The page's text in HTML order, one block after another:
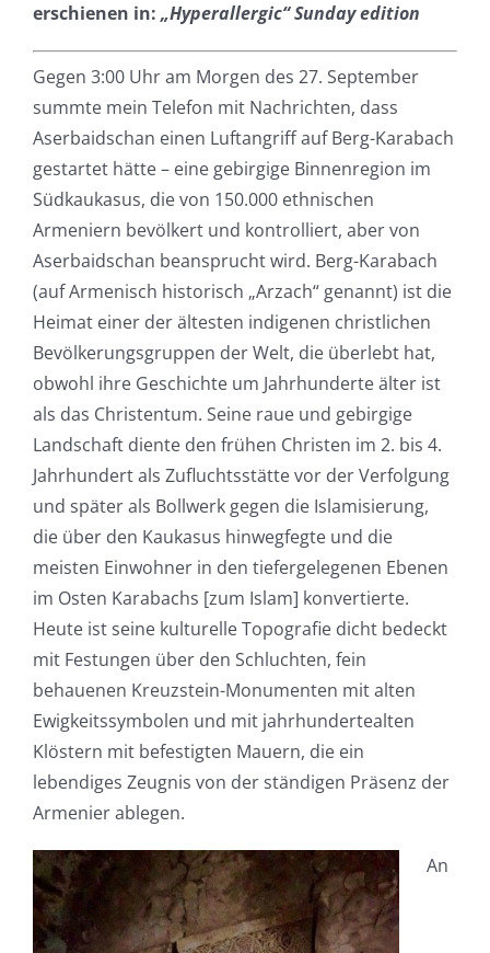
erschienen in: „Hyperallergic“ Sunday edition
Gegen 3:00 Uhr am Morgen des 27. September
summte mein Telefon mit Nachrichten, dass
Aserbaidschan einen Luftangriff auf Berg-Karabach
gestartet hätte – eine gebirgige Binnenregion im
Südkaukasus, die von 150.000 ethnischen
Armeniern bevölkert und kontrolliert, aber von
Aserbaidschan beansprucht wird. Berg-Karabach
(auf Armenisch historisch „Arzach“ genannt) ist die
Heimat einer der ältesten indigenen christlichen
Bevölkerungsgruppen der Welt, die überlebt hat,
obwohl ihre Geschichte um Jahrhunderte älter ist
als das Christentum. Seine raue und gebirgige
Landschaft diente den frühen Christen im 2. bis 4.
Jahrhundert als Zufluchtsstätte vor der Verfolgung
und später als Bollwerk gegen die Islamisierung,
die über den Kaukasus hinwegfegte und die
meisten Einwohner in den tiefergelegenen Ebenen
im Osten Karabachs [zum Islam] konvertierte.
Heute ist seine kulturelle Topografie dicht bedeckt
mit Festungen über den Schluchten, fein
behauenen Kreuzstein-Monumenten mit alten
Ewigkeitssymbolen und mit jahrhundertealten
Klöstern mit befestigten Mauern, die ein
lebendiges Zeugnis von der ständigen Präsenz der
Armenier ablegen.
An